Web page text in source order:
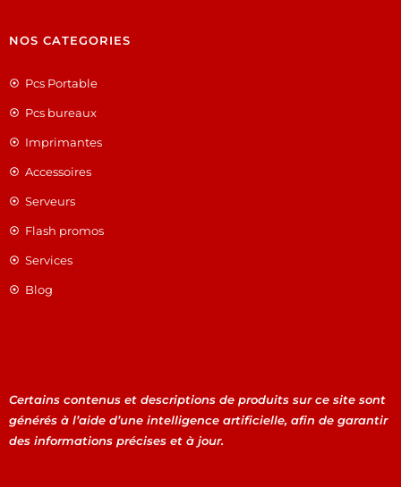
NOS CATEGORIES
Pcs Portable
Pcs bureaux
Imprimantes
Accessoires
Serveurs
Flash promos
Services
Blog
Certains contenus et descriptions de produits sur ce site sont
générés à l’aide d’une intelligence artificielle, afin de garantir
des informations précises et à jour.